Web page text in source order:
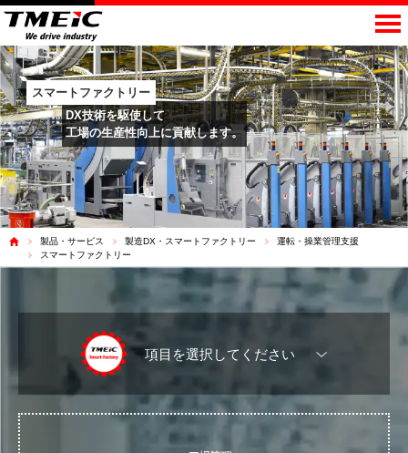
スマートファクトリー
DX技術を駆使して
工場の生産性向上に貢献します。
製品・サービス 製造DX・スマートファクトリー
運転・操業管理支援
スマートファクトリー
項目を選択してください